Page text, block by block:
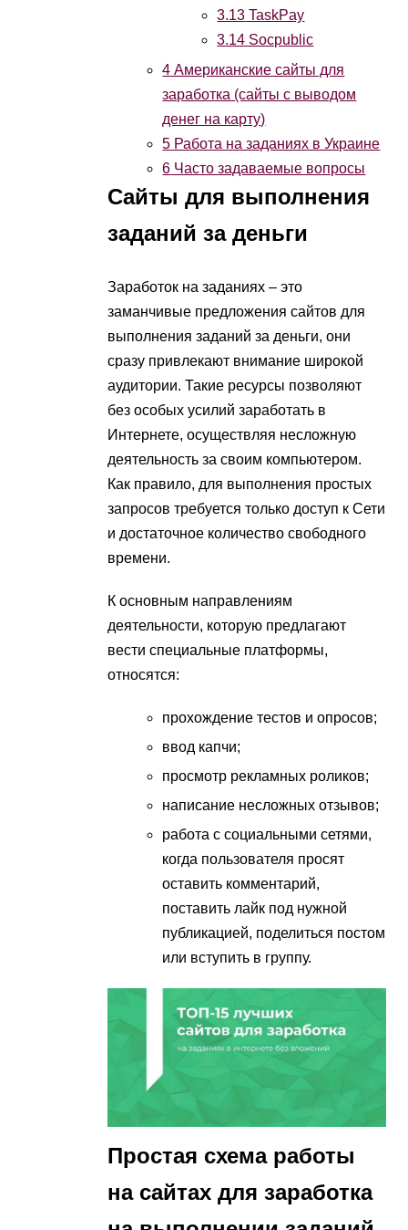
3.13 TaskPay
3.14 Socpublic
4 Американские сайты для
заработка (сайты с выводом
денег на карту)
5 Работа на заданиях в Украине
6 Часто задаваемые вопросы
Cайты для выполнения
заданий за деньги
Заработок на заданиях – это
заманчивые предложения сайтов для
выполнения заданий за деньги, они
сразу привлекают внимание широкой
аудитории. Такие ресурсы позволяют
без особых усилий заработать в
Интернете, осуществляя несложную
деятельность за своим компьютером.
Как правило, для выполнения простых
запросов требуется только доступ к Сети
и достаточное количество свободного
времени.
К основным направлениям
деятельности, которую предлагают
вести специальные платформы,
относятся:
прохождение тестов и опросов;
ввод капчи;
просмотр рекламных роликов;
написание несложных отзывов;
работа с социальными сетями,
когда пользователя просят
оставить комментарий,
поставить лайк под нужной
публикацией, поделиться постом
или вступить в группу.
Простая схема работы
на сайтах для заработка